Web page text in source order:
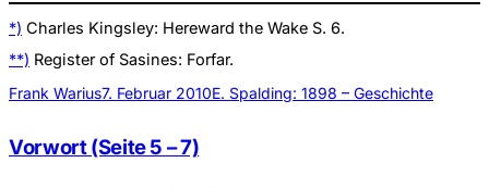
*) Charles Kingsley: Hereward the Wake S. 6.
**) Register of Sasines: Forfar.
Frank Warius7. Februar 2010E. Spalding: 1898 – Geschichte
Vorwort (Seite 5 – 7)